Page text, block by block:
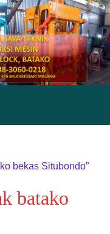
bekas Situbondo”
batako